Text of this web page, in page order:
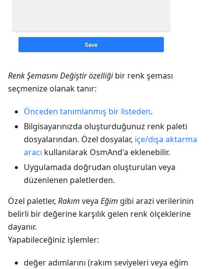
Renk Şemasını Değiştir özelliğibir renk şeması
seçmenize olanak tanır:
Önceden tanımlanmış bir listeden.
Bilgisayarınızda oluşturduğunuz renk paleti
dosyalarından. Özel dosyalar, içe/dışa aktarma
aracı kullanılarak OsmAnd'a eklenebilir.
Uygulamada doğrudan oluşturulan veya
düzenlenen paletlerden.
Özel paletler, Rakım veya Eğim gibi arazi verilerinin
belirli bir değerine karşılık gelen renk ölçeklerine
dayanır.
Yapabileceğiniz işlemler:
değer adımlarını (rakım seviyeleri veya eğim